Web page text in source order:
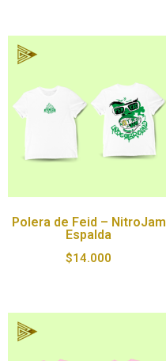
Polera de Feid – NitroJam
Espalda
$14.000